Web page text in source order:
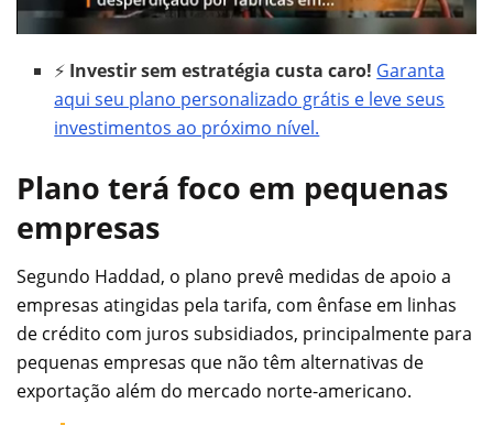
⚡ Investir sem estratégia custa caro! Garanta
aqui seu plano personalizado grátis e leve seus
investimentos ao próximo nível.
Plano terá foco em pequenas
empresas
Segundo Haddad, o plano prevê medidas de apoio a
empresas atingidas pela tarifa, com ênfase em linhas
de crédito com juros subsidiados, principalmente para
pequenas empresas que não têm alternativas de
exportação além do mercado norte-americano.